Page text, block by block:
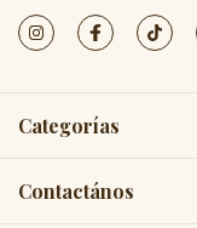
Categorías
Contactános